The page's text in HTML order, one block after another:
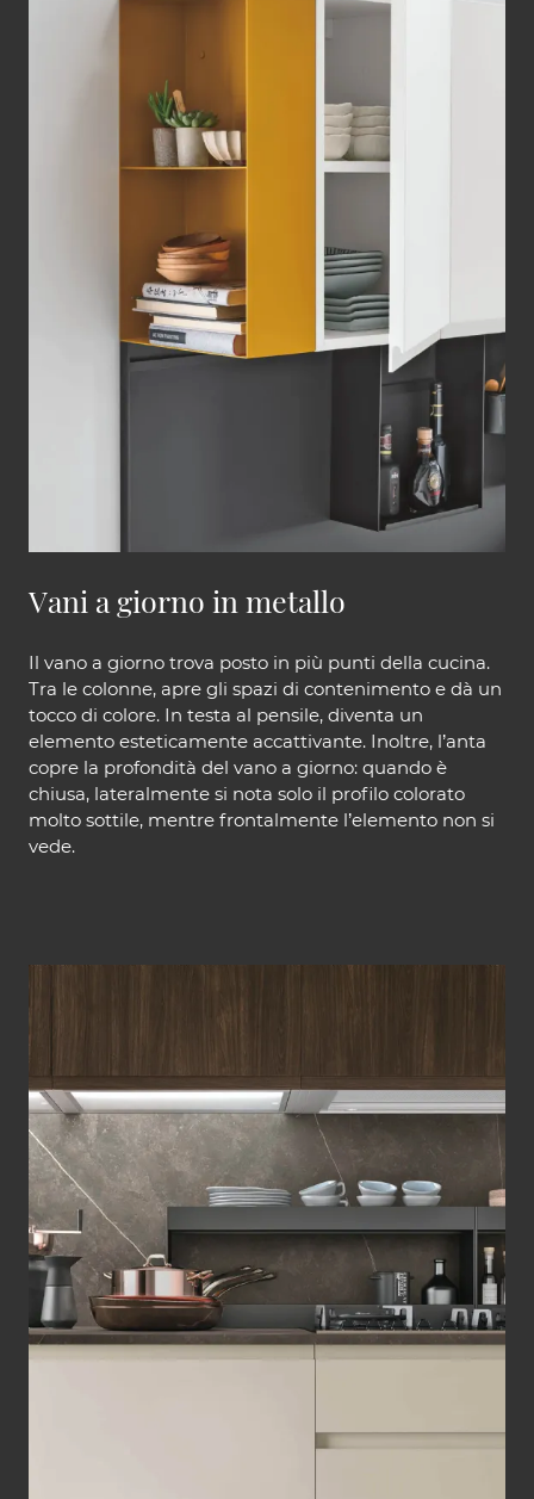
Vani a giorno in metallo
Il vano a giorno trova posto in più punti della cucina.
Tra le colonne, apre gli spazi di contenimento e dà un
tocco di colore. In testa al pensile, diventa un
elemento esteticamente accattivante. Inoltre, l’anta
copre la profondità del vano a giorno: quando è
chiusa, lateralmente si nota solo il profilo colorato
molto sottile, mentre frontalmente l’elemento non si
vede.